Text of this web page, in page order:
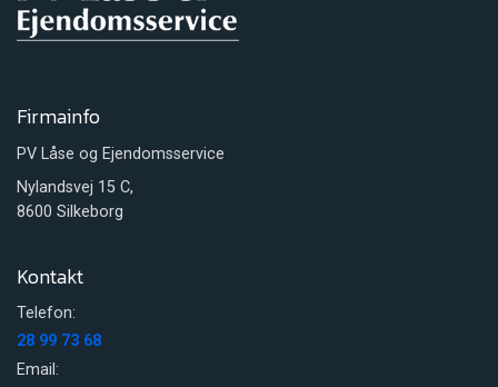
Firmainfo
PV Låse og Ejendomsservice
Nylandsvej 15 C,
8600 Silkeborg
Kontakt
Telefon:
28 99 73 68
Email: